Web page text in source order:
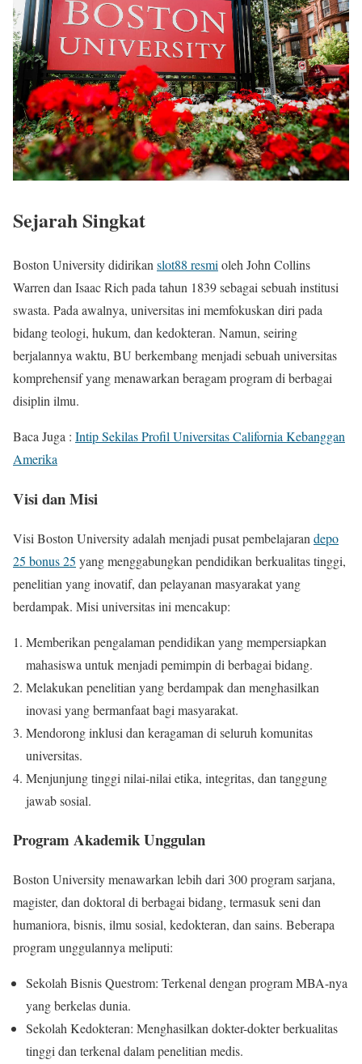
Sejarah Singkat
Boston University didirikan slot88 resmi oleh John Collins
Warren dan Isaac Rich pada tahun 1839 sebagai sebuah institusi
swasta. Pada awalnya, universitas ini memfokuskan diri pada
bidang teologi, hukum, dan kedokteran. Namun, seiring
berjalannya waktu, BU berkembang menjadi sebuah universitas
komprehensif yang menawarkan beragam program di berbagai
disiplin ilmu.
Baca Juga : Intip Sekilas Profil Universitas California Kebanggan
Amerika
Visi dan Misi
Visi Boston University adalah menjadi pusat pembelajaran depo
25 bonus 25 yang menggabungkan pendidikan berkualitas tinggi,
penelitian yang inovatif, dan pelayanan masyarakat yang
berdampak. Misi universitas ini mencakup:
Memberikan pengalaman pendidikan yang mempersiapkan
mahasiswa untuk menjadi pemimpin di berbagai bidang.
Melakukan penelitian yang berdampak dan menghasilkan
inovasi yang bermanfaat bagi masyarakat.
Mendorong inklusi dan keragaman di seluruh komunitas
universitas.
Menjunjung tinggi nilai-nilai etika, integritas, dan tanggung
jawab sosial.
Program Akademik Unggulan
Boston University menawarkan lebih dari 300 program sarjana,
magister, dan doktoral di berbagai bidang, termasuk seni dan
humaniora, bisnis, ilmu sosial, kedokteran, dan sains. Beberapa
program unggulannya meliputi:
Sekolah Bisnis Questrom: Terkenal dengan program MBA-nya
yang berkelas dunia.
Sekolah Kedokteran: Menghasilkan dokter-dokter berkualitas
tinggi dan terkenal dalam penelitian medis.